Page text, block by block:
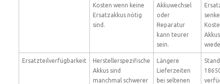
Kosten wenn keine
Ersatzakkus nötig
sind.
Akkuwechsel
oder
Reparatur
kann teurer
sein.
Akkus
Ersatzteilverfügbarkeit
Herstellerspezifische
Akkus sind
manchmal schwerer
Längere
Lieferzeiten
bei seltenen